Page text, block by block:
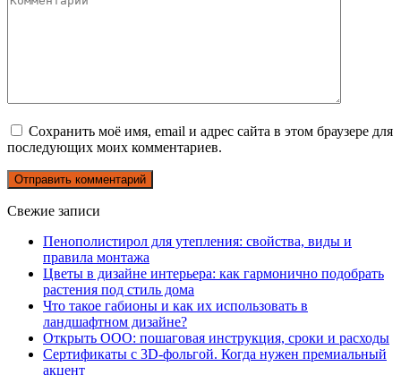
Сохранить моё имя, email и адрес сайта в этом браузере для
последующих моих комментариев.
Свежие записи
Пенополистирол для утепления: свойства, виды и
правила монтажа
Цветы в дизайне интерьера: как гармонично подобрать
растения под стиль дома
Что такое габионы и как их использовать в
ландшафтном дизайне?
Открыть ООО: пошаговая инструкция, сроки и расходы
Сертификаты с 3D-фольгой. Когда нужен премиальный
акцент